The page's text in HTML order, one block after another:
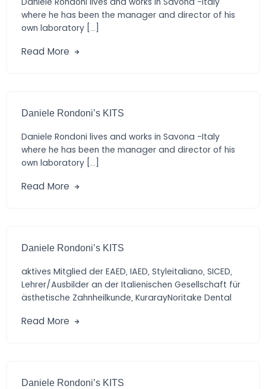
where he has been the manager and director of his
own laboratory […]
Read More
Daniele Rondoni’s KITS
Daniele Rondoni lives and works in Savona -Italy
where he has been the manager and director of his
own laboratory […]
Read More
Daniele Rondoni’s KITS
aktives Mitglied der EAED, IAED, Styleitaliano, SICED,
Lehrer/Ausbilder an der Italienischen Gesellschaft für
ästhetische Zahnheilkunde, KurarayNoritake Dental
Read More
Daniele Rondoni’s KITS